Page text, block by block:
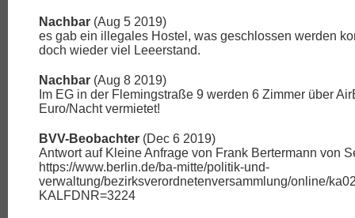
Nachbar (Aug 5 2019)
es gab ein illegales Hostel, was geschlossen werden
doch wieder viel Leeerstand.
Nachbar (Aug 8 2019)
Im EG in der Flemingstraße 9 werden 6 Zimmer über
Euro/Nacht vermietet!
BVV-Beobachter (Dec 6 2019)
Antwort auf Kleine Anfrage von Frank Bertermann von
https://www.berlin.de/ba-mitte/politik-und-
verwaltung/bezirksverordnetenversammlung/online/
KALFDNR=3224